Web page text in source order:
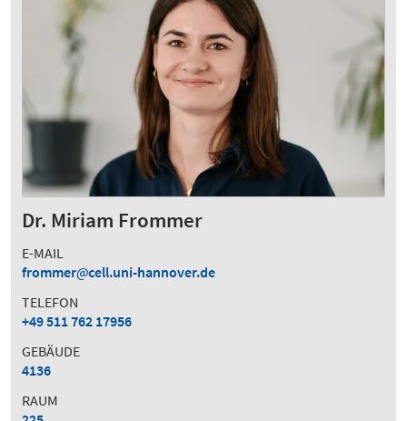
Dr. Miriam Frommer
E-MAIL
frommer
cell.uni-hannover.de
TELEFON
+49 511 762 17956
GEBÄUDE
4136
RAUM